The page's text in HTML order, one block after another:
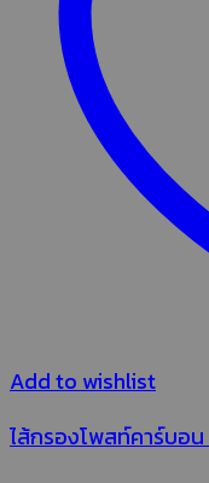
Add to wishlist
ไส้กรองโพสท์คาร์บอ